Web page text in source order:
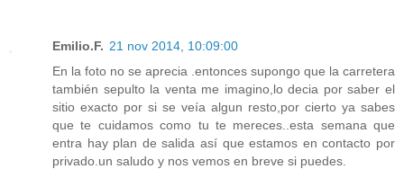
Emilio.F. 21 nov 2014, 10:09:00
En la foto no se aprecia .entonces supongo que la carretera
también sepulto la venta me imagino,lo decia por saber el
sitio exacto por si se veía algun resto,por cierto ya sabes
que te cuidamos como tu te mereces..esta semana que
entra hay plan de salida así que estamos en contacto por
privado.un saludo y nos vemos en breve si puedes.